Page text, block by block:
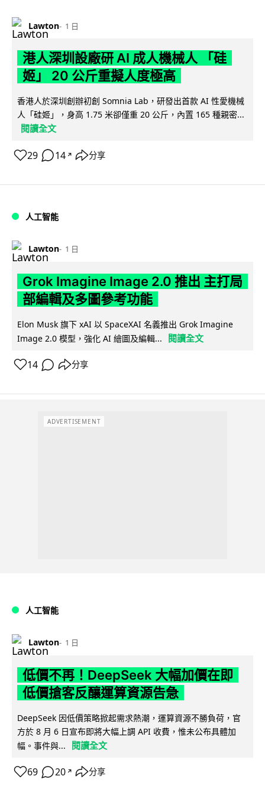
Lawton 1 日
港人深圳設廠研 AI 成人機械人 「硅
姬」 20 公斤重擬人度極高
香港人於深圳創辦初創 Somnia Lab，研發出首款 AI 性愛機械
人「硅姬」，身高 1.75 米卻僅重 20 公斤，內置 165 種親密...
閱讀全文
29 14 ↗ 分享
人工智能
Lawton 1 日
Grok Imagine Image 2.0 推出 主打局
部編輯及多圖參考功能
Elon Musk 旗下 xAI 以 SpaceXAI 名義推出 Grok Imagine
Image 2.0 模型，強化 AI 繪圖及編輯...
閱讀全文
14 分享
ADVERTISEMENT
人工智能
Lawton 1 日
低價不再！DeepSeek 大幅加價在即
低價搶客反釀運算資源告急
DeepSeek 因低價策略掀起需求熱潮，運算資源不勝負荷，官
方於 8 月 6 日宣布即將大幅上調 API 收費，惟未公布具體加
幅。事件與...
閱讀全文
69 20 ↗ 分享